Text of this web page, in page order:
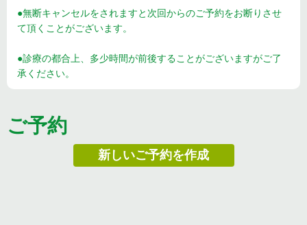
●無断キャンセルをされますと次回からのご予約をお断りさせ
て頂くことがございます。
●診療の都合上、多少時間が前後することがございますがご了
承ください。
ご予約